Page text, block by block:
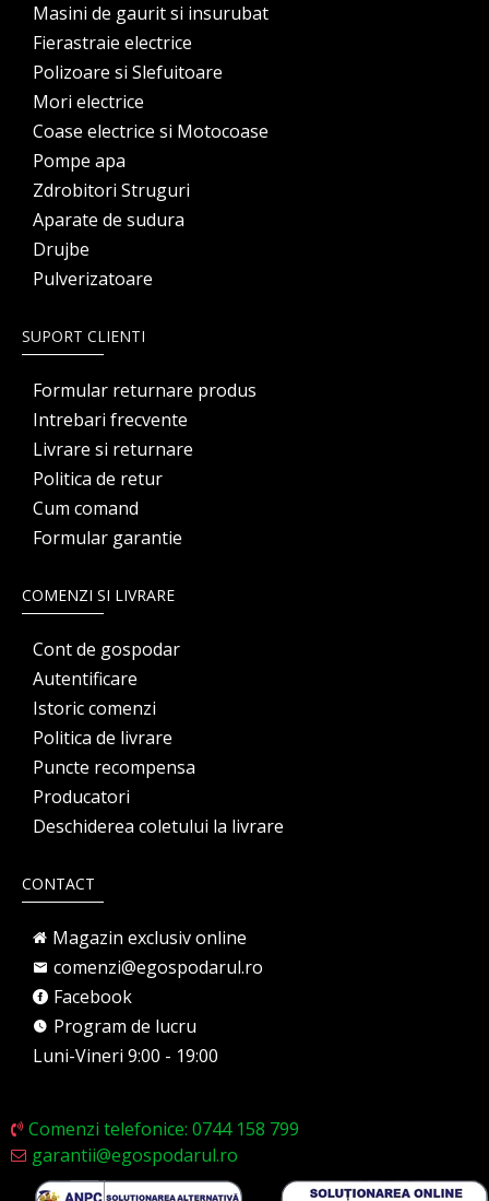
Masini de gaurit si insurubat
Fierastraie electrice
Polizoare si Slefuitoare
Mori electrice
Coase electrice si Motocoase
Pompe apa
Zdrobitori Struguri
Aparate de sudura
Drujbe
Pulverizatoare
SUPORT CLIENTI
Formular returnare produs
Intrebari frecvente
Livrare si returnare
Politica de retur
Cum comand
Formular garantie
COMENZI SI LIVRARE
Cont de gospodar
Autentificare
Istoric comenzi
Politica de livrare
Puncte recompensa
Producatori
Deschiderea coletului la livrare
CONTACT
Magazin exclusiv online
comenzi@egospodarul.ro
Facebook
Program de lucru
Luni-Vineri 9:00 - 19:00
Comenzi telefonice: 0744 158 799
garantii@egospodarul.ro